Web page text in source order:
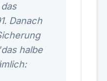
Danach
halbe